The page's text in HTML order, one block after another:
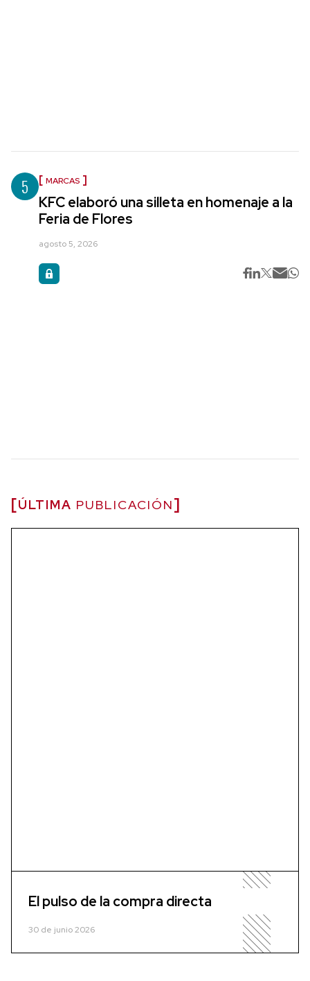
5 MARCAS
KFC elaboró una silleta en homenaje a la
Feria de Flores
agosto 5, 2026
ÚLTIMA PUBLICACIÓN
El pulso de la compra directa
30 de junio 2026